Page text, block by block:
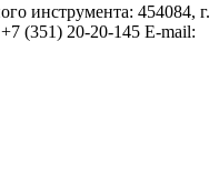
инструмента: 454084, г.
+7 (351) 20-20-145 E-mail: